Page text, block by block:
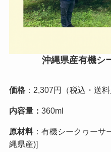
沖縄県産有機シ
価格：2,307円（税込・送料
内容量： 360ml
原材料：有機シークヮーサ
縄県産)]